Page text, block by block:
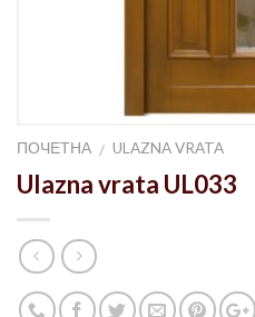
ПОЧЕТНА / ULAZNA VRATA
Ulazna vrata UL033